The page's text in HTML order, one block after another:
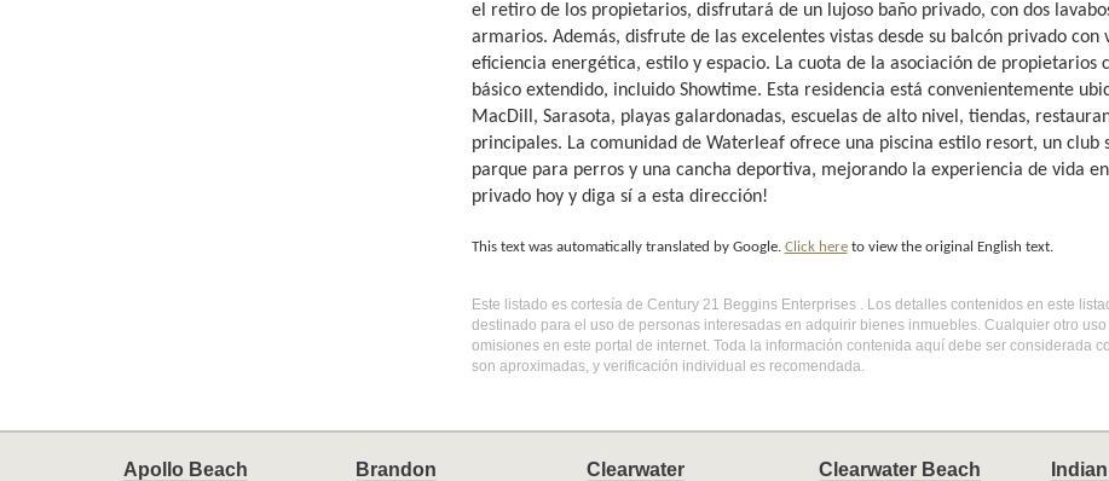
el retiro de los propietarios, disfrutará de un lujoso baño privado, con dos
armarios. Además, disfrute de las excelentes vistas desde su balcón privado
eficiencia energética, estilo y espacio. La cuota de la asociación de propietarios
básico extendido, incluido Showtime. Esta residencia está convenientemente
MacDill, Sarasota, playas galardonadas, escuelas de alto nivel, tiendas,
principales. La comunidad de Waterleaf ofrece una piscina estilo resort, un club
parque para perros y una cancha deportiva, mejorando la experiencia de vida
privado hoy y diga sí a esta dirección!
This text was automatically translated by Google. Click hereto view the original English text.
Este listado es cortesía de Century 21 Beggins Enterprises . Los detalles contenidos en este
destinado para el uso de personas interesadas en adquirir bienes inmuebles. Cualquier otro
omisiones en este portal de internet. Toda la información contenida aquí debe ser considerada
son aproximadas, y verificación individual es recomendada.
Apollo Beach
Brandon
Clearwater
Clearwater Beach